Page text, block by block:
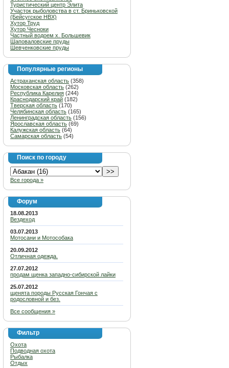
Туристический центр Элита
Участок рыболовства в ст. Бриньковской
(Бейсугское НВХ)
Хутор Труд
Хутор Чесноки
Частный водоем х. Большевик
Шаповаловские пруды
Шевченковские пруды
Популярные регионы
Астраханская область (358)
Московская область (262)
Республика Карелия (244)
Краснодарский край (182)
Тверская область (170)
Челябинская область (165)
Ленинградская область (156)
Ярославская область (69)
Калужская область (64)
Самарская область (54)
Поиск по городу
Все города »
Форум
18.08.2013
Вездеход
03.07.2013
Мотосани и Мотособака
20.09.2012
Отличная одежда.
27.07.2012
продам щенка западно-сибирской лайки
25.07.2012
щенята породы Русская Гончая с
родословной и без.
Все сообщения »
Фильтр
Охота
Подводная охота
Рыбалка
Отдых